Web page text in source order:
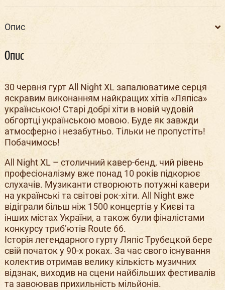
Опис
Опис
30 червня гурт All Night XL запалюватиме серця
яскравим виконанням найкращих хітів «Ляпіса»
українською! Старі добрі хіти в новій чудовій
обгортці українською мовою. Буде як завжди
атмосферно і незабутньо. Тільки не пропустіть!
Побачимось!
All Night XL – столичний кавер-бенд, чий рівень
професіоналізму вже понад 10 років підкорює
слухачів. Музиканти створюють потужні кавери
на українські та світові рок-хіти. All Night вже
відіграли більш ніж 1500 концертів у Києві та
інших містах України, а також були фіналістами
конкурсу триб’ютів Route 66.
Історія легендарного гурту Ляпіс Трубецкой бере
свій початок у 90-х роках. За час свого існування
колектив отримав велику кількість музичних
відзнак, виходив на сцени найбільших фестивалів
та завоював прихильність мільйонів.